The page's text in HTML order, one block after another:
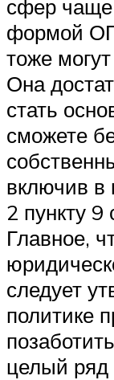
сфер чаще
формой
тоже
Она
стать
сможете
включив в
2 пункту
Главное,
следует
политике
целый ряд